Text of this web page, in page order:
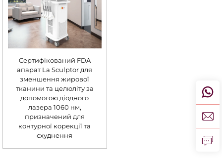
Сертифікований FDA
апарат La Sculptor для
зменшення жирової
тканини та целюліту за
допомогою діодного
лазера 1060 нм,
призначений для
контурної корекції та
схуднення